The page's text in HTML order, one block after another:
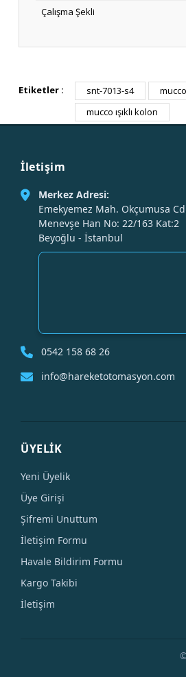
Çalışma Şekli
Etiketler : snt-7013-s4
mucco ışıklı kolon
İletişim
Merkez Adresi:
Emekyemez Mah. Okçumusa
Menevşe Han No: 22/163 Kat:2
Beyoğlu - İstanbul
0542 158 68 26
info@hareketotomasyon.com
ÜYELİK
Yeni Üyelik
Üye Girişi
Şifremi Unuttum
İletişim Formu
Havale Bildirim Formu
Kargo Takibi
İletişim